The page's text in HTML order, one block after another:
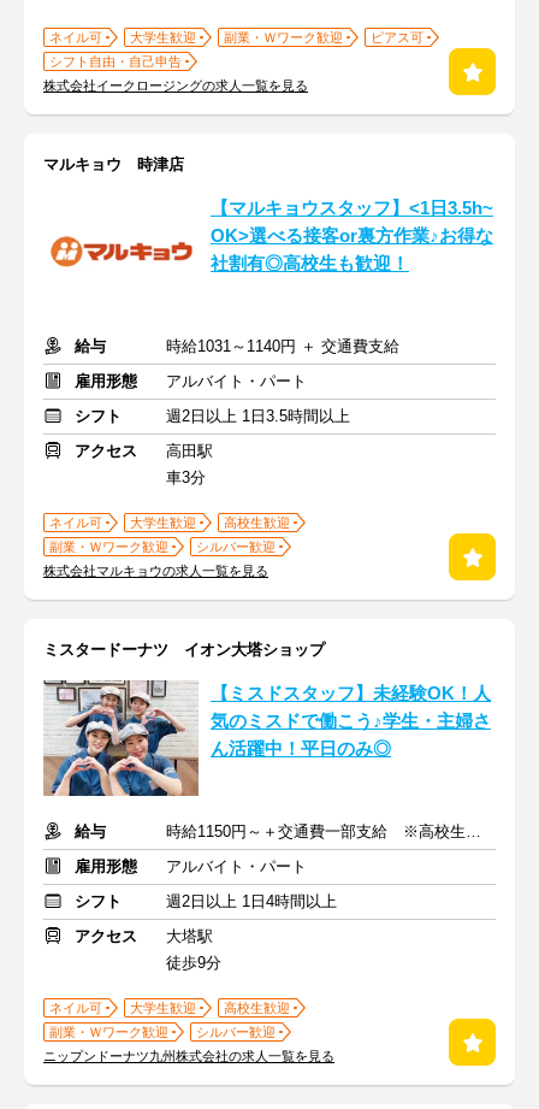
ネイル可 大学生歓迎 副業・Ｗワーク歓迎
ピアス可
シフト自由・自己申告
株式会社イークロージングの求人一覧を見る
マルキョウ 時津店
【マルキョウスタッフ】<1日3.5h~
OK>選べる接客or裏方作業♪お得な
社割有◎高校生も歓迎！
給与
時給1031～1140円 ＋ 交通費支給
雇用形態
アルバイト・パート
シフト
週2日以上 1日3.5時間以上
アクセス
高田駅
車3分
ネイル可 大学生歓迎
高校生歓迎
副業・Ｗワーク歓迎
シルバー歓迎
株式会社マルキョウの求人一覧を見る
ミスタードーナツ イオン大塔ショップ
【ミスドスタッフ】未経験OK！人
気のミスドで働こう♪学生・主婦さ
ん活躍中！平日のみ◎
給与
時給1150円～＋交通費一部支給 ※高校生時給：1050円
雇用形態
アルバイト・パート
シフト
週2日以上 1日4時間以上
アクセス
大塔駅
徒歩9分
ネイル可 大学生歓迎
高校生歓迎
副業・Ｗワーク歓迎
シルバー歓迎
ニップンドーナツ九州株式会社の求人一覧を見る